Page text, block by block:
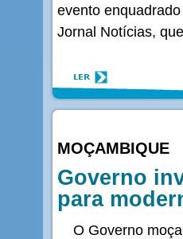
evento
Jornal Notícias,
MOÇAMBIQUE
Governo
para
O Governo